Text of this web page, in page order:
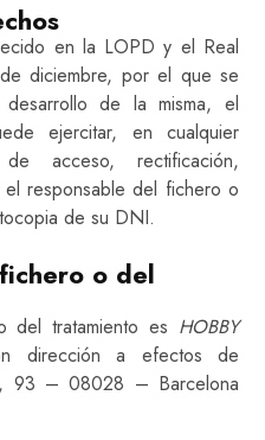
en la LOPD y el Real
diciembre, por el que se
de la misma, el
ejercitar, en cualquier
acceso, rectificación,
responsable del fichero o
de su DNI.
o del
del tratamiento es HOBBY
dirección a efectos de
93 – 08028 – Barcelona